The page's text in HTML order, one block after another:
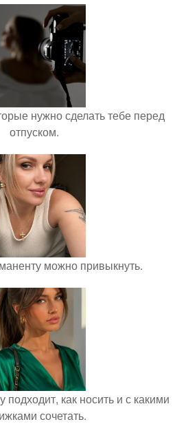
нужно сделать тебе перед
отпуском.
можно привыкнуть.
подходит, как носить и с какими
сочетать.